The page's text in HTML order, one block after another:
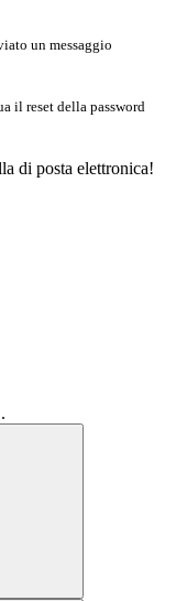
un messaggio
il reset della password
di posta elettronica!